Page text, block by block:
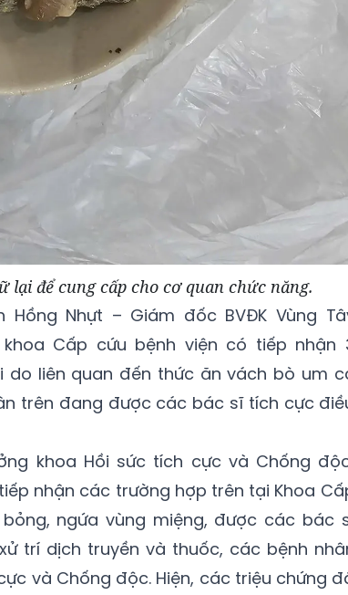
lại để cung cấp cho cơ quan chức năng.
Nhựt – Giám đốc BVĐK Vùng
khoa Cấp cứu bệnh viện có tiếp nhận
do liên quan đến thức ăn vách bò um
trên đang được các bác sĩ tích cực
khoa Hồi sức tích cực và Chống
nhận các trường hợp trên tại Khoa
ngứa vùng miệng, được các bác
trí dịch truyền và thuốc, các bệnh
và Chống độc. Hiện, các triệu chứng